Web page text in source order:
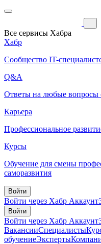
Все сервисы Хабра
Хабр
Сообщество IT-
Q&A
Ответы на любые вопросы
Карьера
Профессиональное
Курсы
Обучение для смены
саморазвития
Войти
Войти через Хабр Аккаунт
Войти
Войти через Хабр Аккаунт
ВакансииСпециалисты
обучениеЭксперты